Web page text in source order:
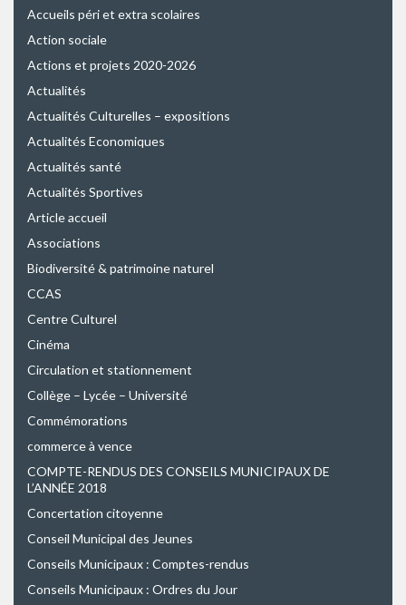
Accueils péri et extra scolaires
Action sociale
Actions et projets 2020-2026
Actualités
Actualités Culturelles – expositions
Actualités Economiques
Actualités santé
Actualités Sportives
Article accueil
Associations
Biodiversité & patrimoine naturel
CCAS
Centre Culturel
Cinéma
Circulation et stationnement
Collège – Lycée – Université
Commémorations
commerce à vence
COMPTE-RENDUS DES CONSEILS MUNICIPAUX DE
L’ANNÉE 2018
Concertation citoyenne
Conseil Municipal des Jeunes
Conseils Municipaux : Comptes-rendus
Conseils Municipaux : Ordres du Jour